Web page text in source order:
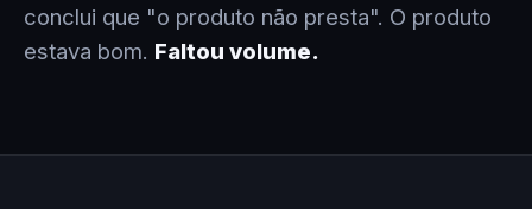
conclui que "o produto não presta". O produto
estava bom. Faltou volume.